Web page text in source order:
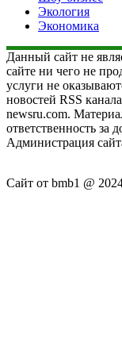
Экология
Экономика
Данный сайт не
сайте ни чего не
услуги не
новостей RSS
newsru.com.
ответственность за
Администрация
Сайт от bmb1 @